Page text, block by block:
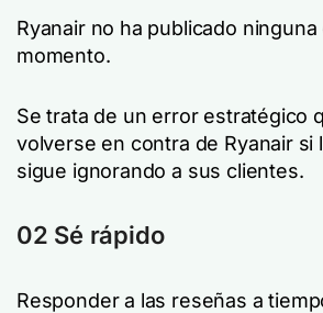
Ryanair no ha publicado
momento.
Se trata de un error estratégico
volverse en contra de Ryanair si
sigue ignorando a sus clientes.
02 Sé rápido
Responder a las reseñas a